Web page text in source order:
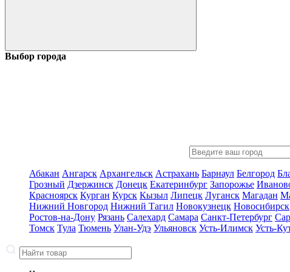
Выбор города
Абакан Ангарск Архангельск Астрахань Барнаул Белгород
Грозный Дзержинск Донецк Екатеринбург Запорожье
Красноярск Курган Курск Кызыл Липецк Луганск Магадан
Нижний Новгород Нижний Тагил Новокузнецк Новосибирск
Ростов-на-Дону Рязань Салехард Самара Санкт-Петербург
Томск Тула Тюмень Улан-Удэ Ульяновск Усть-Илимск Усть-